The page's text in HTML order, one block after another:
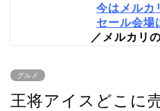
今はメルカ
セール会場
／メルカリ
グルメ
王将アイスどこに